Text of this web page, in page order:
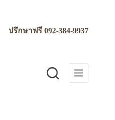
ปรึกษาฟรี092-384-9937